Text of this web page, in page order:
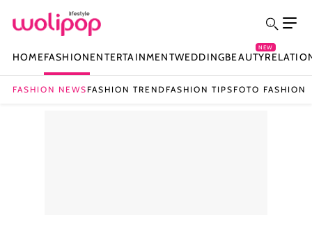
HOMEFASHIONENTERTAINMENTWEDDINGBEAUTY
NEW
FASHION NEWS FASHION TREND FASHION TIPS FOTO FASHION